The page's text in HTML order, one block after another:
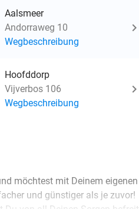
Aalsmeer
Andorraweg 10
Wegbeschreibung
Hoofddorp
Vijverbos 106
Wegbeschreibung
möchtest mit Deinem eigenen
und günstiger als je zuvor!